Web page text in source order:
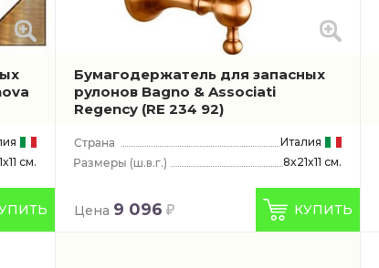
см.
Бумагодержатель для запасных
рулонов Bagno & Associati
Regency (RE 234 92)
Италия
(ш.в.г.)
8x21x11 см.
Цена 9 096 КУПИТЬ